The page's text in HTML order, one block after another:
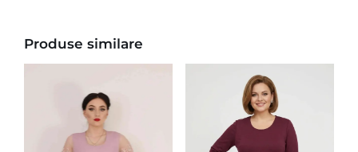
Produse similare